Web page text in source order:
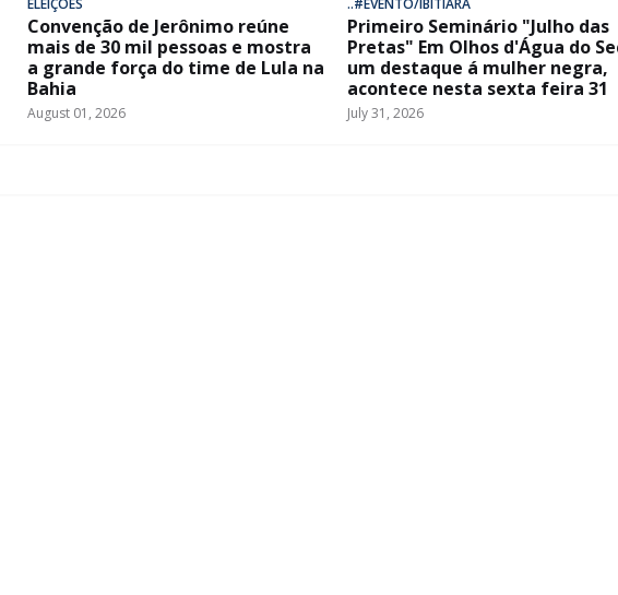
ELEIÇÕES
Convenção de Jerônimo reúne
mais de 30 mil pessoas e mostra
a grande força do time de Lula na
Bahia
August 01, 2026
..#EVENTO/IBITIARA
Primeiro Seminário "Julho das
Pretas" Em Olhos d'Água do
um destaque á mulher negra,
acontece nesta sexta feira 31
July 31, 2026